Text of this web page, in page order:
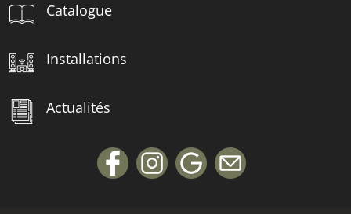
Catalogue
Installations
Actualités